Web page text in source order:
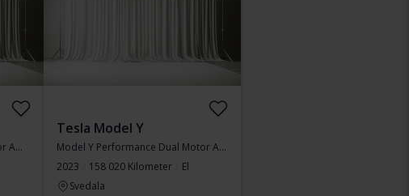
Model Y Long Range Dual Motor AWD
Tesla Model Y
Model Y Performance Dual Motor AWD
2023
158 020 Kilometer
El
Svedala